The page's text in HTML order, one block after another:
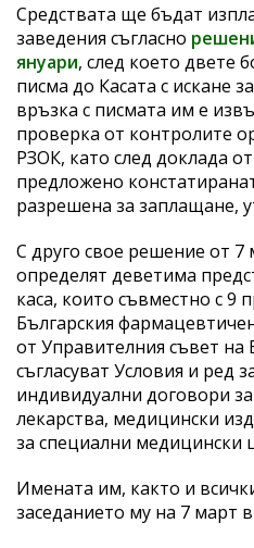
Средствата ще бъдат
заведения съгласно
януари, след което двете
писма до Касата с искане
връзка с писмата им е
проверка от контролите
РЗОК, като след доклада
предложено
разрешена за заплащане,
С друго свое решение от
определят деветима
каса, които съвместно с 9
Българския
от Управителния съвет на
съгласуват Условия и ред
индивидуални договори
лекарства, медицински
за специални медицински
Имената им, както и
заседанието му на 7 март